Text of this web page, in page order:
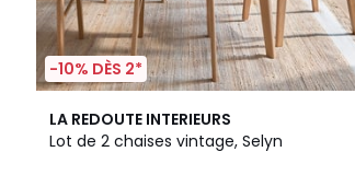
-10% DÈS 2*
LA REDOUTE INTERIEURS
Lot de 2 chaises vintage, Selyn
3
/